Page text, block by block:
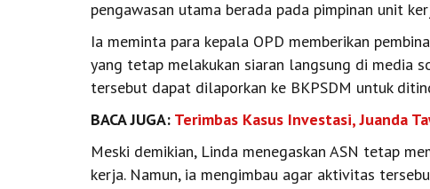
pengawasan utama berada pada pimpinan unit
Ia meminta para kepala OPD memberikan
yang tetap melakukan siaran langsung di media
tersebut dapat dilaporkan ke BKPSDM untuk
BACA JUGA: Terimbas Kasus Investasi, Juanda
Meski demikian, Linda menegaskan ASN tetap
kerja. Namun, ia mengimbau agar aktivitas